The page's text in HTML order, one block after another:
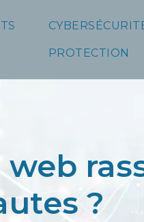
PROTECTION
?